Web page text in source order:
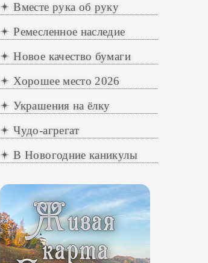
Вместе рука об руку
Ремесленное наследие
Новое качество бумаги
Хорошее место 2026
Украшения на ёлку
Чудо-агрегат
В Новогодние каникулы